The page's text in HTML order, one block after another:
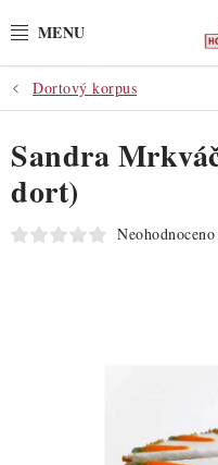
na
POTŘEBY
POMŮCKY
SUROVINY
Dortový korpus
Sandra
dort)
Neohodnoceno